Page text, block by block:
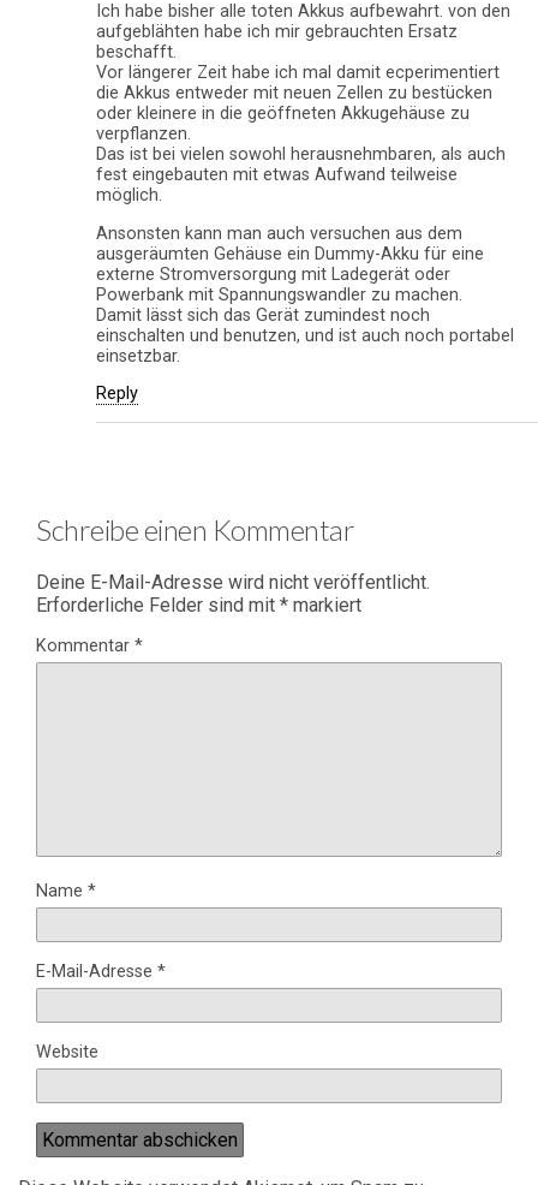
Ich habe bisher alle toten Akkus aufbewahrt. von den
aufgeblähten habe ich mir gebrauchten Ersatz
beschafft.
Vor längerer Zeit habe ich mal damit ecperimentiert
die Akkus entweder mit neuen Zellen zu bestücken
oder kleinere in die geöffneten Akkugehäuse zu
verpflanzen.
Das ist bei vielen sowohl herausnehmbaren, als auch
fest eingebauten mit etwas Aufwand teilweise
möglich.
Ansonsten kann man auch versuchen aus dem
ausgeräumten Gehäuse ein Dummy-Akku für eine
externe Stromversorgung mit Ladegerät oder
Powerbank mit Spannungswandler zu machen.
Damit lässt sich das Gerät zumindest noch
einschalten und benutzen, und ist auch noch portabel
einsetzbar.
Reply
Schreibe einen Kommentar
Deine E-Mail-Adresse wird nicht veröffentlicht.
Erforderliche Felder sind mit * markiert
Kommentar *
Name *
E-Mail-Adresse *
Website